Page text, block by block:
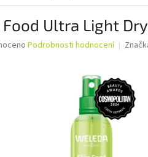
Food Ultra Light
Podrobnosti hodnocení